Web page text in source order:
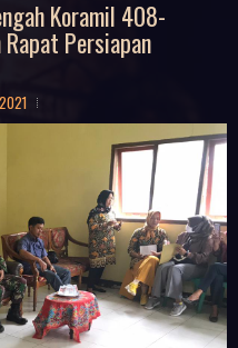
Koramil 408-
Persiapan